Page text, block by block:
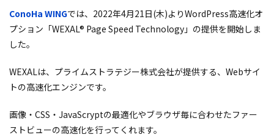
ConoHa WINGでは、2022年4月21日(木)よりWordPress高速化オ
プション「WEXAL® Page Speed Technology」の提供を開始しま
した。
WEXALは、プライムストラテジー株式会社が提供する、Webサイ
トの高速化エンジンです。
画像・CSS・JavaScryptの最適化やブラウザ毎に合わせたファー
ストビューの高速化を行ってくれます。